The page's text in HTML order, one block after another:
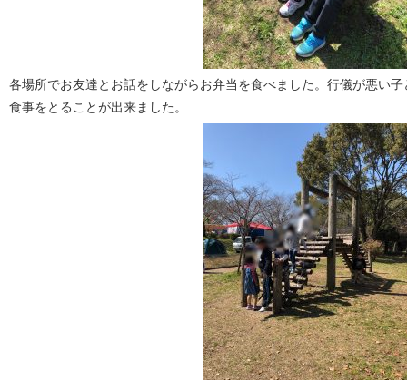
各場所でお友達とお話をしながらお弁当を食べました。行儀が悪い
食事をとることが出来ました。